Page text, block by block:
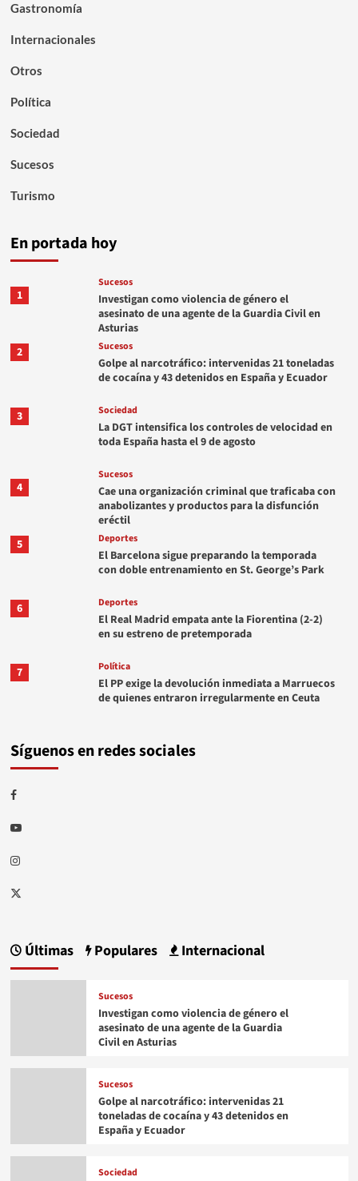
Gastronomía
Internacionales
Otros
Política
Sociedad
Sucesos
Turismo
En portada hoy
1
Sucesos
Investigan como violencia de género el
asesinato de una agente de la Guardia Civil en
Asturias
2
Sucesos
Golpe al narcotráfico: intervenidas 21 toneladas
de cocaína y 43 detenidos en España y Ecuador
3 Sociedad
La DGT intensifica los controles de velocidad en
toda España hasta el 9 de agosto
4
Sucesos
Cae una organización criminal que traficaba con
anabolizantes y productos para la disfunción
eréctil
5
Deportes
El Barcelona sigue preparando la temporada
con doble entrenamiento en St. George’s Park
6 Deportes
El Real Madrid empata ante la Fiorentina (2-2)
en su estreno de pretemporada
7 Política
El PP exige la devolución inmediata a Marruecos
de quienes entraron irregularmente en Ceuta
Síguenos en redes sociales
Facebook
Youtube
Instagram
Twitter
Últimas Populares Internacional
Sucesos
Investigan como violencia de género el
asesinato de una agente de la Guardia
Civil en Asturias
Sucesos
Golpe al narcotráfico: intervenidas 21
toneladas de cocaína y 43 detenidos en
España y Ecuador
Sociedad